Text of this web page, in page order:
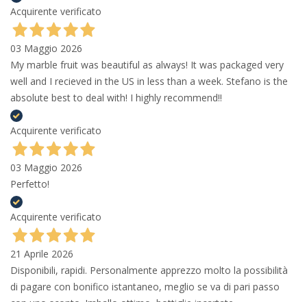
Acquirente verificato
03 Maggio 2026
My marble fruit was beautiful as always! It was packaged very
well and I recieved in the US in less than a week. Stefano is the
absolute best to deal with! I highly recommend!!
Acquirente verificato
03 Maggio 2026
Perfetto!
Acquirente verificato
21 Aprile 2026
Disponibili, rapidi. Personalmente apprezzo molto la possibilità
di pagare con bonifico istantaneo, meglio se va di pari passo